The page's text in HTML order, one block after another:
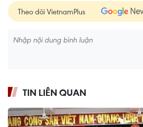
Theo dõi VietnamPlus
TIN LIÊN QUAN